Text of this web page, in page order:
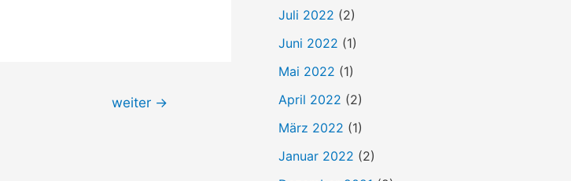
weiter →
Juli 2022 (2)
Juni 2022 (1)
Mai 2022 (1)
April 2022 (2)
März 2022 (1)
Januar 2022 (2)